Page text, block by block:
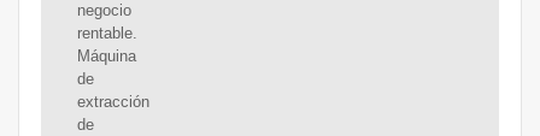
negocio
rentable.
Máquina
de
extracción
de